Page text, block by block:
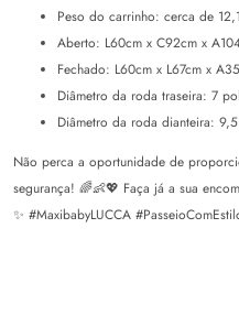
Peso do carrinho: cerca de
Aberto: L60cm x C92cm x
Fechado: L60cm x L67cm x
Diâmetro da roda traseira: 7
Diâmetro da roda dianteira:
Não perca a oportunidade de
segurança! 🌈👶💖 Faça já a sua
✨ #MaxibabyLUCCA